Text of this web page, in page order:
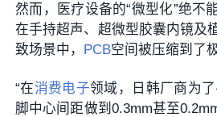
然而，医疗设备的“微型化”绝不
在手持超声、超微型胶囊内镜及
致场景中， PCB空间被压缩到了
“在消费电子领域，日韩厂商为
脚中心间距做到0.3mm甚至